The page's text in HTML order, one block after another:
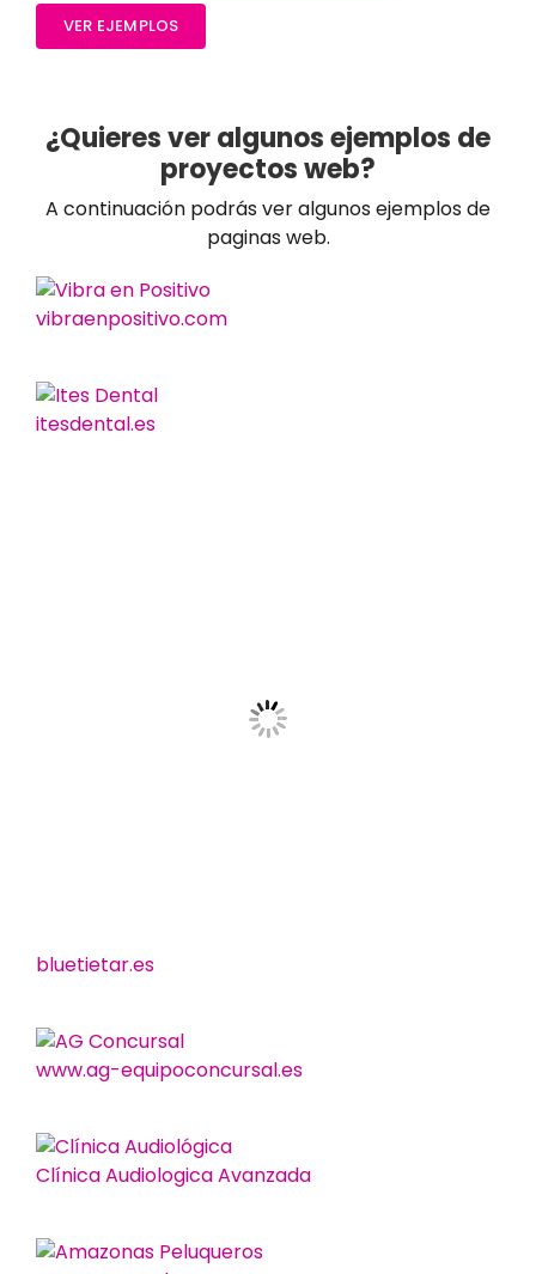
VER EJEMPLOS
¿Quieres ver algunos ejemplos de
proyectos web?
A continuación podrás ver algunos ejemplos de
paginas web.
vibraenpositivo.com
itesdental.es
bluetietar.es
www.ag-equipoconcursal.es
Clínica Audiologica Avanzada